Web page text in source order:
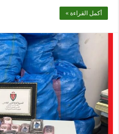
أكمل القراءة »